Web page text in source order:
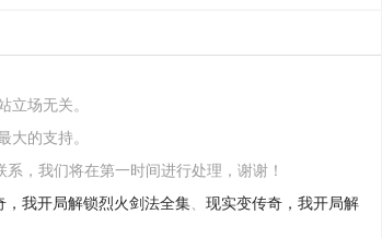
场无关。
的支持。
，我们将在第一时间进行处理，谢谢！
，我开局解锁烈火剑法全集、 现实变传奇，我开局解